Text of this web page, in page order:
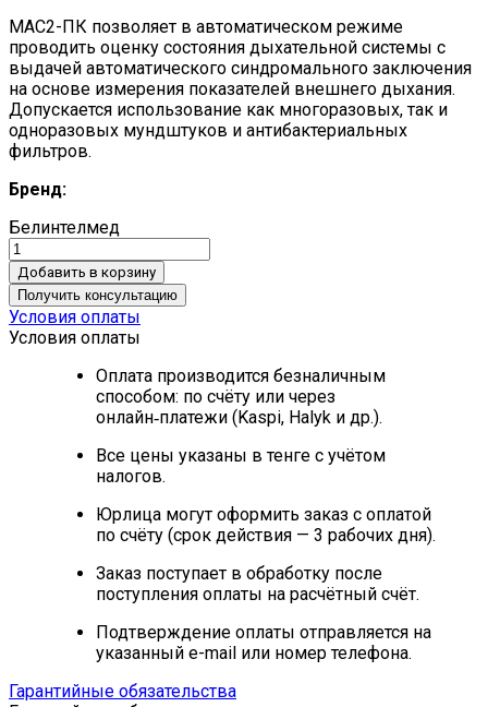
МАС2-ПК позволяет в автоматическом режиме
проводить оценку состояния дыхательной системы с
выдачей автоматического синдромального заключения
на основе измерения показателей внешнего дыхания.
Допускается использование как многоразовых, так и
одноразовых мундштуков и антибактериальных
фильтров.
Бренд:
Белинтелмед
Добавить в корзину
Получить консультацию
Условия оплаты
Условия оплаты
Оплата производится безналичным
способом: по счёту или через
онлайн‑платежи (Kaspi, Halyk и др.).
Все цены указаны в тенге с учётом
налогов.
Юрлица могут оформить заказ с оплатой
по счёту (срок действия — 3 рабочих дня).
Заказ поступает в обработку после
поступления оплаты на расчётный счёт.
Подтверждение оплаты отправляется на
указанный e-mail или номер телефона.
Гарантийные обязательства